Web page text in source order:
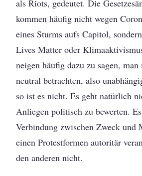
als Riots, gedeutet. Die
kommen häufig nicht wegen
eines Sturms aufs Capitol,
Lives Matter oder
neigen häufig dazu zu sagen, man
neutral betrachten, also
so ist es nicht. Es geht natürlich
Anliegen politisch zu bewerten.
Verbindung zwischen Zweck und
einen Protestformen autoritär
den anderen nicht.